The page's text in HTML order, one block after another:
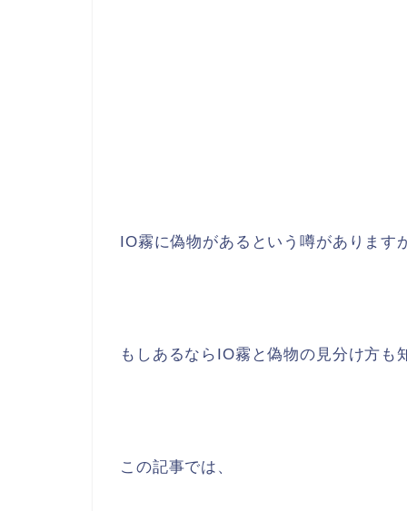
IO霧に偽物があるという噂があります
もしあるならIO霧と偽物の見分け方も
この記事では、